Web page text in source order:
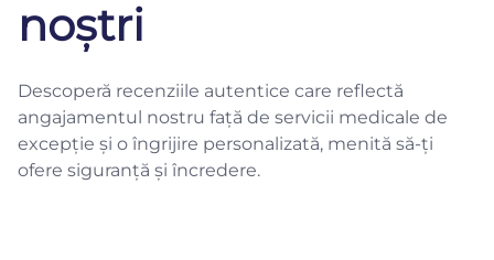
noștri
Descoperă recenziile autentice care reflectă
angajamentul nostru față de servicii medicale de
excepție și o îngrijire personalizată, menită să-ți
ofere siguranță și încredere.